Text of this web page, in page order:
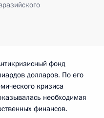
фонд
долларов. По его
кризиса
необходимая
финансов.